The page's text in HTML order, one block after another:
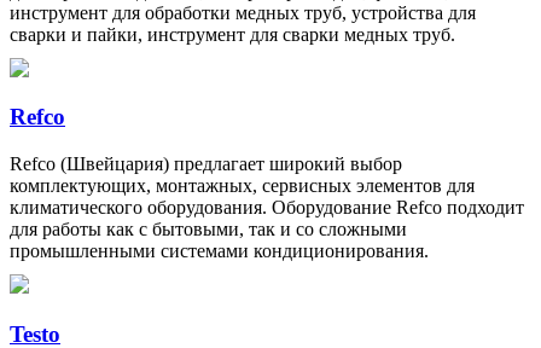
инструмент для обработки медных труб, устройства для
сварки и пайки, инструмент для сварки медных труб.
Refco
Refco (Швейцария) предлагает широкий выбор
комплектующих, монтажных, сервисных элементов для
климатического оборудования. Оборудование Refco подходит
для работы как с бытовыми, так и со сложными
промышленными системами кондиционирования.
Testo